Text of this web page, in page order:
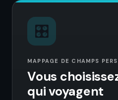
🎛️
MAPPAGE DE CHAMPS
Vous
qui voyagent